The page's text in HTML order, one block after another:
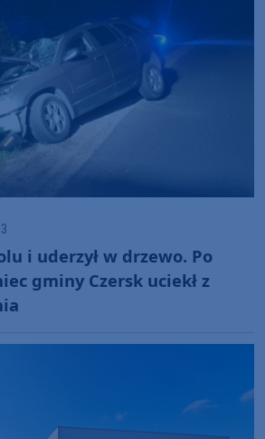
i uderzył w drzewo. Po
gminy Czersk uciekł z